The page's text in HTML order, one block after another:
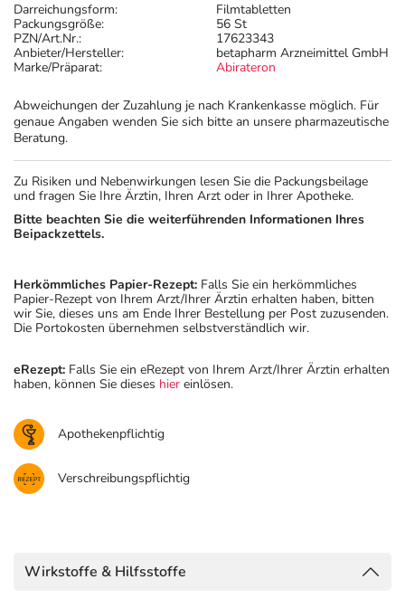
Darreichungsform:
Filmtabletten
Packungsgröße:
56 St
PZN/Art.Nr.:
17623343
Anbieter/Hersteller:
betapharm Arzneimittel GmbH
Marke/Präparat:
Abirateron
Abweichungen der Zuzahlung je nach Krankenkasse möglich. Für
genaue Angaben wenden Sie sich bitte an unsere pharmazeutische
Beratung.
Zu Risiken und Nebenwirkungen lesen Sie die Packungsbeilage
und fragen Sie Ihre Ärztin, Ihren Arzt oder in Ihrer Apotheke.
Bitte beachten Sie die weiterführenden Informationen Ihres
Beipackzettels.
Herkömmliches Papier-Rezept: Falls Sie ein herkömmliches
Papier-Rezept von Ihrem Arzt/Ihrer Ärztin erhalten haben, bitten
wir Sie, dieses uns am Ende Ihrer Bestellung per Post zuzusenden.
Die Portokosten übernehmen selbstverständlich wir.
eRezept: Falls Sie ein eRezept von Ihrem Arzt/Ihrer Ärztin erhalten
haben, können Sie dieses hier einlösen.
Apothekenpflichtig
Verschreibungspflichtig
Wirkstoffe & Hilfsstoffe